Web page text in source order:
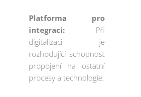
Platforma pro
integraci:Při
digitalizaci je
rozhodující schopnost
propojení na ostatní
procesy a technologie.